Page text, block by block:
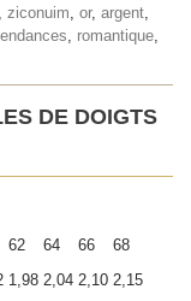
ziconuim or, argent
romantique
DE DOIGTS
62 64 66
68
1,98 2,04 2,10 2,15